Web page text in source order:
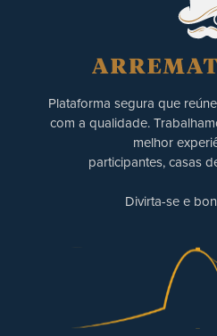
Plataforma segura que
com a qualidade.
melhor
participantes, casas
Divirta-se e